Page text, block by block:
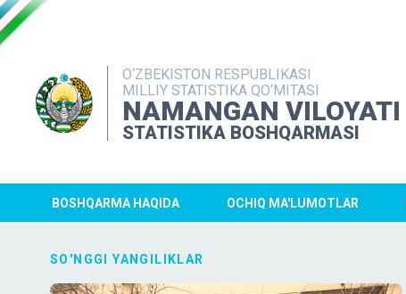
O‘ZBEKISTON RESPUBLIKASI
MILLIY STATISTIKA QO‘MITASI
NAMANGAN VILOYATI
STATISTIKA BOSHQARMASI
BOSHQARMA HAQIDA OCHIQ MA'LUMOTLAR
SO'NGGI YANGILIKLAR